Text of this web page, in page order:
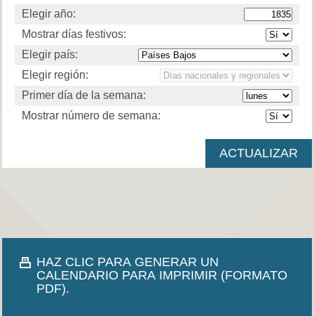
Elegir año:
Mostrar días festivos:
Elegir país:
Elegir región:
Primer día de la semana:
Mostrar número de semana:
HAZ CLIC PARA GENERAR UN
CALENDARIO PARA IMPRIMIR (FORMATO
PDF).